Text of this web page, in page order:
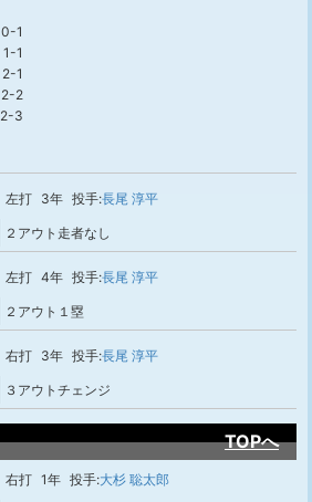
0-1
1-1
2-1
2-2
2-3
左打 3年 投手:長尾 淳平
２アウト走者なし
左打 4年 投手:長尾 淳平
２アウト１塁
右打 3年 投手:長尾 淳平
３アウトチェンジ
TOPへ
右打 1年 投手:大杉 聡太郎